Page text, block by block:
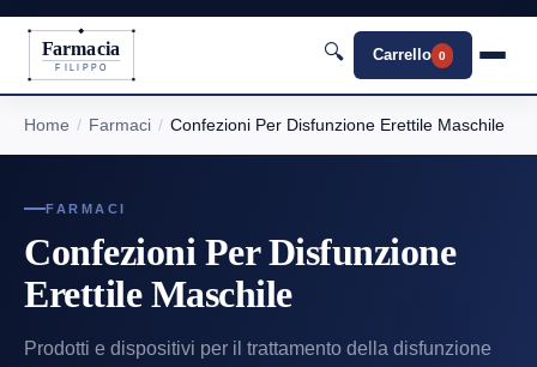
Farmacia
FILIPPO
🔍 Carrello 0
Home Farmaci Confezioni Per Disfunzione Erettile Maschile
FARMACI
Confezioni Per Disfunzione
Erettile Maschile
Prodotti e dispositivi per il trattamento della disfunzione